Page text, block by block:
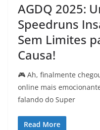
AGDQ 2025:
Speedruns
Sem Limites
Causa!
🎮 Ah, finalmente
online mais
falando do Super
Read More